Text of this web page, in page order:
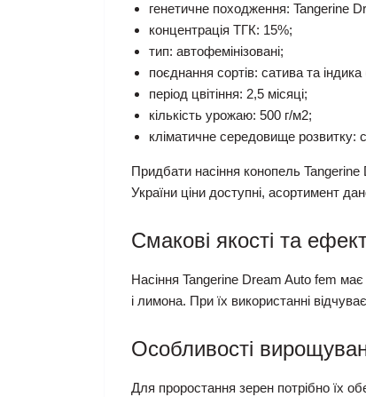
генетичне походження: Tangerine
концентрація ТГК: 15%;
тип: автофемінізовані;
поєднання сортів: сатива та
період цвітіння: 2,5 місяці;
кількість урожаю: 500 г/м2;
кліматичне середовище розвитку:
Придбати насіння конопель
України ціни доступні, асортимент
Смакові якості та
Насіння Tangerine Dream Auto fem
і лимона. При їх використанні
Особливості
Для проростання зерен потрібно їх